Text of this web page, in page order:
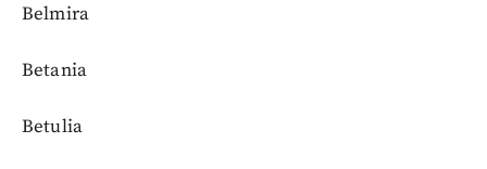
Belmira
Betania
Betulia